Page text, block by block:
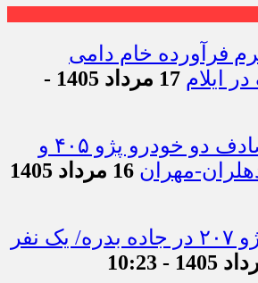
کیلوگرم فرآورده خام دامی
ایلام
17 مرداد 1405 -
۳ مصدوم در تصادف دو خودرو پژو ۴۰۵ و
مهران
16 مرداد 1405
انحراف شدید پژو ۲۰۷ در جاده بدره/ یک نفر